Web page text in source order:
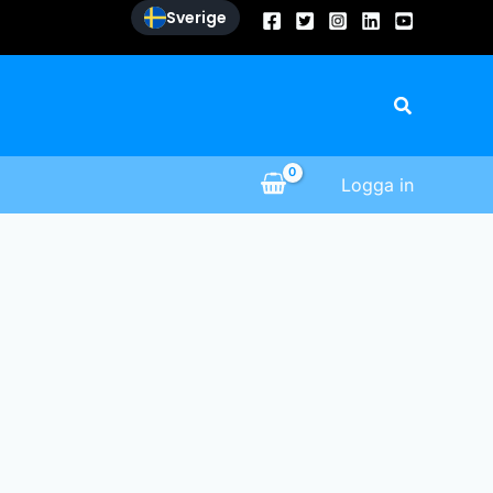
Sverige
Sök
Logga in